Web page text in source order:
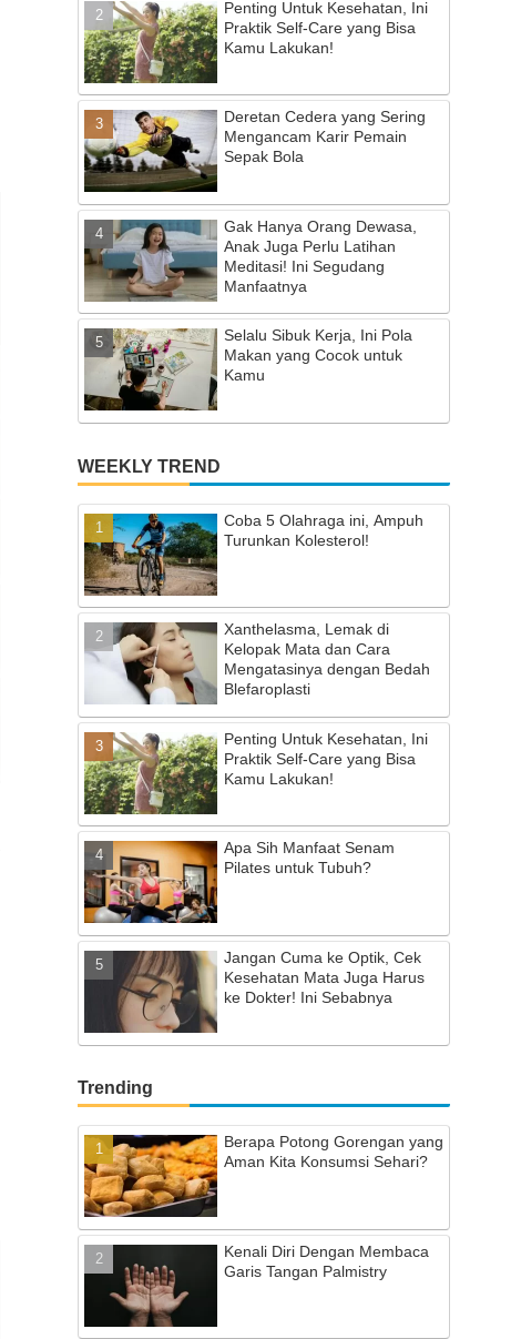
k
C
h
a
n
n
el
Penting Untuk Kesehatan, Ini
Praktik Self-Care yang Bisa
Kamu Lakukan!
Deretan Cedera yang Sering
Mengancam Karir Pemain
Sepak Bola
Gak Hanya Orang Dewasa,
Anak Juga Perlu Latihan
Meditasi! Ini Segudang
Manfaatnya
Selalu Sibuk Kerja, Ini Pola
Makan yang Cocok untuk
Kamu
WEEKLY TREND
Coba 5 Olahraga ini, Ampuh
Turunkan Kolesterol!
Xanthelasma, Lemak di
Kelopak Mata dan Cara
Mengatasinya dengan Bedah
Blefaroplasti
Penting Untuk Kesehatan, Ini
Praktik Self-Care yang Bisa
Kamu Lakukan!
Apa Sih Manfaat Senam
Pilates untuk Tubuh?
Jangan Cuma ke Optik, Cek
Kesehatan Mata Juga Harus
ke Dokter! Ini Sebabnya
Trending
Berapa Potong Gorengan yang
Aman Kita Konsumsi Sehari?
Kenali Diri Dengan Membaca
Garis Tangan Palmistry